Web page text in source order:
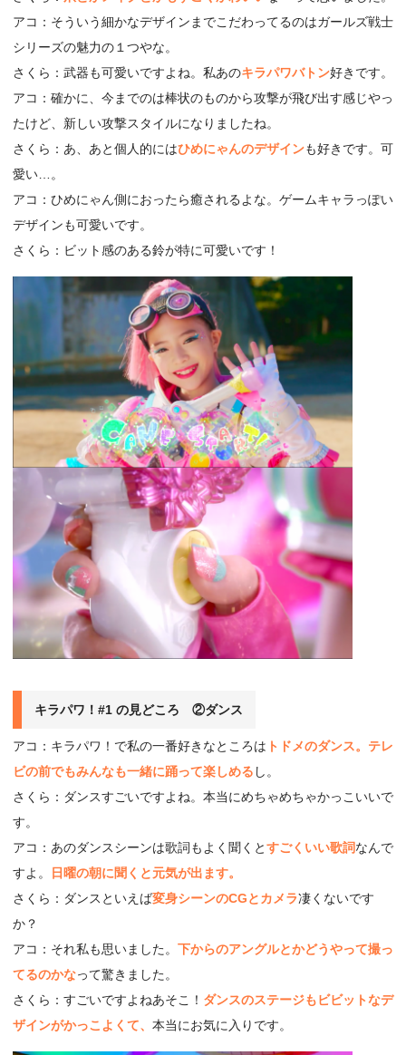
アコ：そういう細かなデザインまでこだわってるのはガールズ戦士
シリーズの魅力の１つやな。
さくら：武器も可愛いですよね。私あのキラパワバトン好きです。
アコ：確かに、今までのは棒状のものから攻撃が飛び出す感じやっ
たけど、新しい攻撃スタイルになりましたね。
さくら：あ、あと個人的にはひめにゃんのデザインも好きです。可
愛い…。
アコ：ひめにゃん側におったら癒されるよな。ゲームキャラっぽい
デザインも可愛いです。
さくら：ビット感のある鈴が特に可愛いです！
キラパワ！#1 の見どころ ②ダンス
アコ：キラパワ！で私の一番好きなところは トドメのダンス。テレ
ビの前でもみんなも一緒に踊って楽しめる し。
さくら：ダンスすごいですよね。本当にめちゃめちゃかっこいいで
す。
アコ：あのダンスシーンは歌詞もよく聞くとすごくいい歌詞なんで
すよ。
日曜の朝に聞くと元気が出ます。
さくら：ダンスといえば変身シーンのCGとカメラ凄くないです
か？
アコ：それ私も思いました。 下からのアングルとかどうやって撮っ
てるのかなって驚きました。
さくら：すごいですよねあそこ！ ダンスのステージもビビットなデ
ザインがかっこよくて、 本当にお気に入りです。